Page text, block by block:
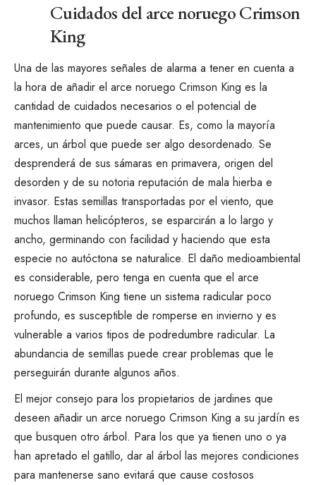
Cuidados del arce noruego Crimson
King
Una de las mayores señales de alarma a tener en cuenta a
la hora de añadir el arce noruego Crimson King es la
cantidad de cuidados necesarios o el potencial de
mantenimiento que puede causar. Es, como la mayoría
arces, un árbol que puede ser algo desordenado. Se
desprenderá de sus sámaras en primavera, origen del
desorden y de su notoria reputación de mala hierba e
invasor. Estas semillas transportadas por el viento, que
muchos llaman helicópteros, se esparcirán a lo largo y
ancho, germinando con facilidad y haciendo que esta
especie no autóctona se naturalice. El daño medioambiental
es considerable, pero tenga en cuenta que el arce
noruego Crimson King tiene un sistema radicular poco
profundo, es susceptible de romperse en invierno y es
vulnerable a varios tipos de podredumbre radicular. La
abundancia de semillas puede crear problemas que le
perseguirán durante algunos años.
El mejor consejo para los propietarios de jardines que
deseen añadir un arce noruego Crimson King a su jardín es
que busquen otro árbol. Para los que ya tienen uno o ya
han apretado el gatillo, dar al árbol las mejores condiciones
para mantenerse sano evitará que cause costosos